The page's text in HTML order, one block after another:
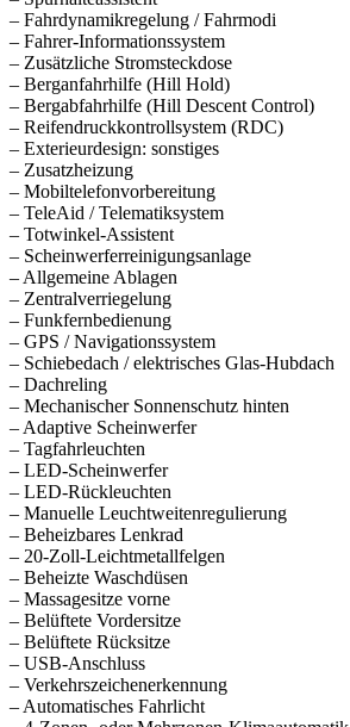
– Fahrdynamikregelung / Fahrmodi
– Fahrer-Informationssystem
– Zusätzliche Stromsteckdose
– Berganfahrhilfe (Hill Hold)
– Bergabfahrhilfe (Hill Descent Control)
– Reifendruckkontrollsystem (RDC)
– Exterieurdesign: sonstiges
– Zusatzheizung
– Mobiltelefonvorbereitung
– TeleAid / Telematiksystem
– Totwinkel-Assistent
– Scheinwerferreinigungsanlage
– Allgemeine Ablagen
– Zentralverriegelung
– Funkfernbedienung
– GPS / Navigationssystem
– Schiebedach / elektrisches Glas-Hubdach
– Dachreling
– Mechanischer Sonnenschutz hinten
– Adaptive Scheinwerfer
– Tagfahrleuchten
– LED-Scheinwerfer
– LED-Rückleuchten
– Manuelle Leuchtweitenregulierung
– Beheizbares Lenkrad
– 20-Zoll-Leichtmetallfelgen
– Beheizte Waschdüsen
– Massagesitze vorne
– Belüftete Vordersitze
– Belüftete Rücksitze
– USB-Anschluss
– Verkehrszeichenerkennung
– Automatisches Fahrlicht